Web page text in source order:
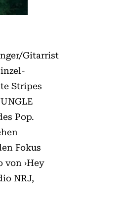
Gitarrist
Stripes
Pop.
Fokus
von ›Hey
NRJ,